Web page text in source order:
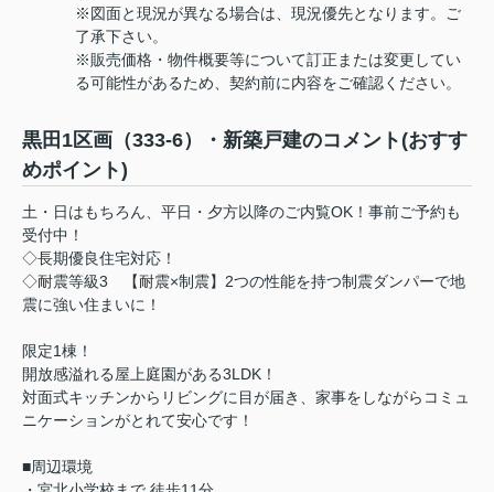
※図面と現況が異なる場合は、現況優先となります。ご
了承下さい。
※販売価格・物件概要等について訂正または変更してい
る可能性があるため、契約前に内容をご確認ください。
黒田1区画（333-6）・新築戸建のコメント(おすす
めポイント)
土・日はもちろん、平日・夕方以降のご内覧OK！事前ご予約も
受付中！
◇長期優良住宅対応！
◇耐震等級3 【耐震×制震】2つの性能を持つ制震ダンパーで地
震に強い住まいに！
限定1棟！
開放感溢れる屋上庭園がある3LDK！
対面式キッチンからリビングに目が届き、家事をしながらコミュ
ニケーションがとれて安心です！
■周辺環境